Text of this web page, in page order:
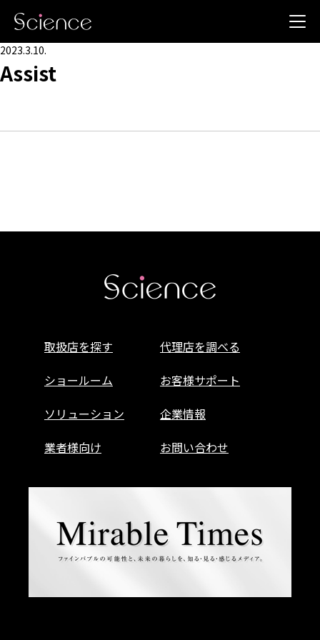
2023.3.10.
Assist
取扱店を探す
代理店を調べる
ショールーム
お客様サポート
ソリューション
企業情報
業者様向け
お問い合わせ